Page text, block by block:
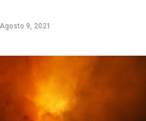
Agosto 9, 2021